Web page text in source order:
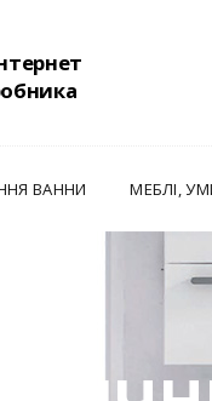
ВАННИ МЕБЛІ,